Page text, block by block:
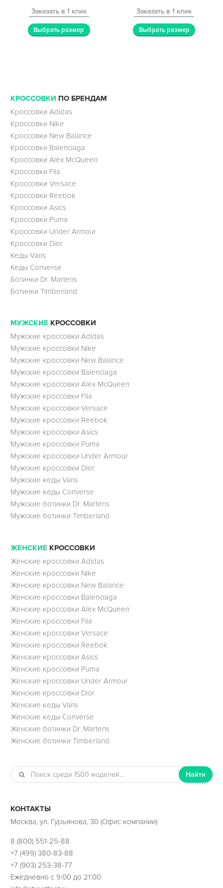
Заказать в 1 клик
Выбрать размер
Заказать в 1 клик
Выбрать размер
КРОССОВКИ ПО БРЕНДАМ
Кроссовки Adidas
Кроссовки Nike
Кроссовки New Balance
Кроссовки Balenciaga
Кроссовки Alex McQueen
Кроссовки Fila
Кроссовки Versace
Кроссовки Reebok
Кроссовки Asics
Кроссовки Puma
Кроссовки Under Armour
Кроссовки Dior
Кеды Vans
Кеды Converse
Ботинки Dr. Martens
Ботинки Timberland
МУЖСКИЕ КРОССОВКИ
Мужские кроссовки Adidas
Мужские кроссовки Nike
Мужские кроссовки New Balance
Мужские кроссовки Balenciaga
Мужские кроссовки Alex McQueen
Мужские кроссовки Fila
Мужские кроссовки Versace
Мужские кроссовки Reebok
Мужские кроссовки Asics
Мужские кроссовки Puma
Мужские кроссовки Under Armour
Мужские кроссовки Dior
Мужские кеды Vans
Мужские кеды Converse
Мужские ботинки Dr. Martens
Мужские ботинки Timberland
ЖЕНСКИЕ КРОССОВКИ
Женские кроссовки Adidas
Женские кроссовки Nike
Женские кроссовки New Balance
Женские кроссовки Balenciaga
Женские кроссовки Alex McQueen
Женские кроссовки Fila
Женские кроссовки Versace
Женские кроссовки Reebok
Женские кроссовки Asics
Женские кроссовки Puma
Женские кроссовки Under Armour
Женские кроссовки Dior
Женские кеды Vans
Женские кеды Converse
Женские ботинки Dr. Martens
Женские ботинки Timberland
Найти
КОНТАКТЫ
Москва, ул. Гурьянова, 30 (Офис компании)
8 (800) 551-25-88
+7 (499) 380-83-88
+7 (903) 253-38-77
Ежедневно с 9:00 до 21:00